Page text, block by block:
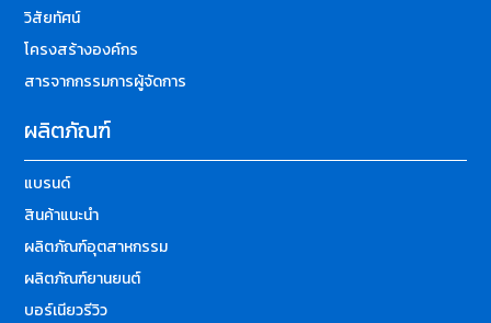
วิสัยทัศน์
โครงสร้างองค์กร
สารจากกรรมการผู้จัดการ
ผลิตภัณฑ์
แบรนด์
สินค้าแนะนำ
ผลิตภัณฑ์อุตสาหกรรม
ผลิตภัณฑ์ยานยนต์
บอร์เนียวรีวิว